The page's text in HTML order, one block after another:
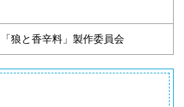
「狼と香辛料」製作委員会